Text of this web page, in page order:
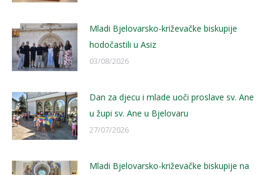
Mladi Bjelovarsko-križevačke biskupije
hodočastili u Asiz
03/08/2026
Dan za djecu i mlade uoči proslave sv. Ane
u župi sv. Ane u Bjelovaru
27/07/2026
Mladi Bjelovarsko-križevačke biskupije na